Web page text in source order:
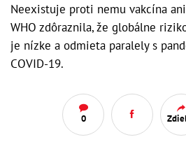
Neexistuje proti nemu vakcína
WHO zdôraznila, že globálne
je nízke a odmieta paralely s
COVID-19.
0